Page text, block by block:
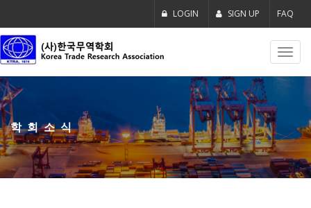
LOGIN SIGN UP FAQ
학회소식